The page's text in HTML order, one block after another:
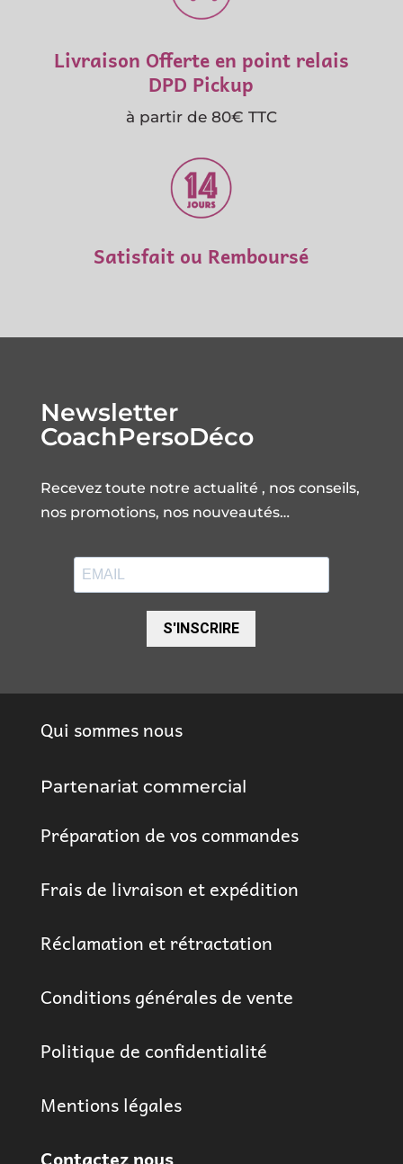
Livraison Offerte en point relais
DPD Pickup
à partir de 80€ TTC
Satisfait ou Remboursé
Newsletter
CoachPersoDéco
Recevez toute notre actualité , nos conseils,
nos promotions, nos nouveautés…
S'INSCRIRE
Qui sommes nous
Partenariat commercial
Préparation de vos commandes
Frais de livraison et expédition
Réclamation et rétractation
Conditions générales de vente
Politique de confidentialité
Mentions légales
Contactez nous